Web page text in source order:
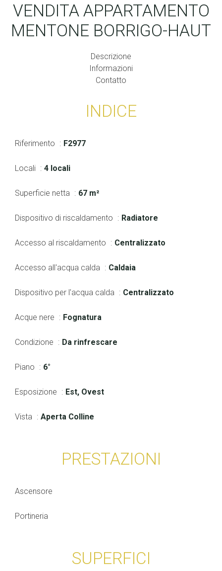
VENDITA APPARTAMENTO
MENTONE BORRIGO-HAUT
Descrizione
Informazioni
Contatto
INDICE
Riferimento F2977
Locali 4 locali
Superficie netta 67 m²
Dispositivo di riscaldamento Radiatore
Accesso al riscaldamento Centralizzato
Accesso all'acqua calda Caldaia
Dispositivo per l'acqua calda Centralizzato
Acque nere Fognatura
Condizione Da rinfrescare
Piano 6°
Esposizione Est, Ovest
Vista Aperta Colline
PRESTAZIONI
Ascensore
Portineria
SUPERFICI